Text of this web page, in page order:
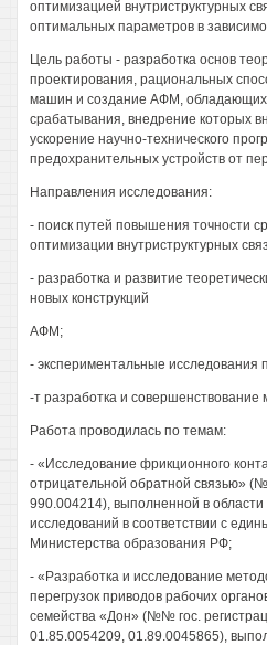
оптимизацией внутриструктурных
оптимальных параметров в
Цель работы - разработка основ
проектирования, рациональных
машин и создание АФМ, обладающих
срабатывания, внедрение которых
ускорение научно-технического
предохранительных устройств от
Направления исследования:
- поиск путей повышения точности
оптимизации внутриструктурных
- разработка и развитие
новых конструкций
АФМ;
- экспериментальные
-т разработка и совершенствование
Работа проводилась по темам:
- «Исследование фрикционного
отрицательной обратной связью» (№
990.004214), выполненной в
исследований в соответствии с
Министерства образования РФ;
- «Разработка и исследование
перегрузок приводов рабочих
семейства «Дон» (№№ гос.
01.85.0054209, 01.89.0045865),